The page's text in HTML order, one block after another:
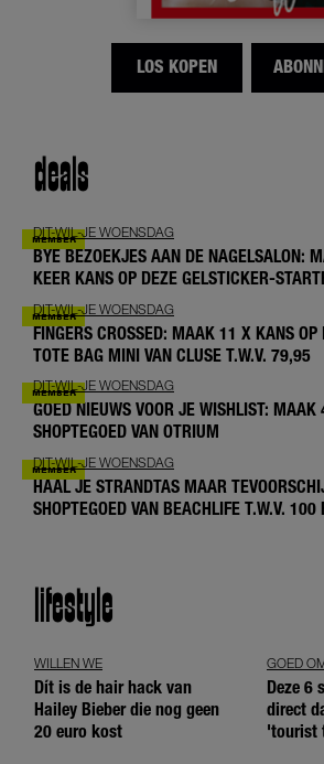
LOS KOPEN
deals
DIT-WIL-JE WOENSDAG
BYE BEZOEKJES AAN DE NAGELSALON:
KEER KANS OP DEZE GELSTICKER-
DIT-WIL-JE WOENSDAG
FINGERS CROSSED: MAAK 11 X KANS OP
TOTE BAG MINI VAN CLUSE T.W.V. 79,95
DIT-WIL-JE WOENSDAG
GOED NIEUWS VOOR JE WISHLIST:
SHOPTEGOED VAN OTRIUM
DIT-WIL-JE WOENSDAG
HAAL JE STRANDTAS MAAR
SHOPTEGOED VAN BEACHLIFE T.W.V. 100
lifestyle
WILLEN WE
Dít is de hair hack van
Hailey Bieber die nog geen
20 euro kost
GOED
Deze 6
direct
'tourist